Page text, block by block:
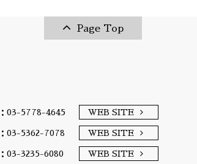
Page Top
03-5778-4645 WEB SITE
03-5362-7078 WEB SITE
03-3235-6080 WEB SITE